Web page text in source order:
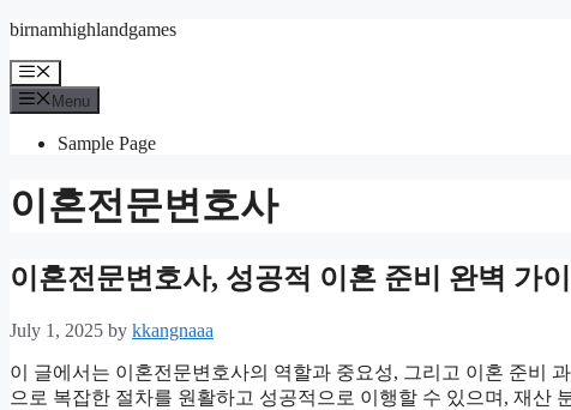
Skip
content
birnamhighlandgames
Menu
Menu
Sample Page
이혼전문변호사
이혼전문변호사, 성공적 이혼 준비 완벽 가
July 1, 2025 by kkangnaaa
이 글에서는 이혼전문변호사의 역할과 중요성, 그리고 이혼 준비
으로 복잡한 절차를 원활하고 성공적으로 이행할 수 있으며, 재산